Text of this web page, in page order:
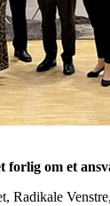
forlig om et
Radikale